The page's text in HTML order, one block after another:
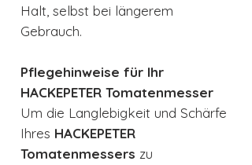
Halt, selbst bei längerem
Gebrauch.
Pflegehinweise für Ihr
HACKEPETER Tomatenmesser
Um die Langlebigkeit und Schärfe
Ihres HACKEPETER
Tomatenmessers zu